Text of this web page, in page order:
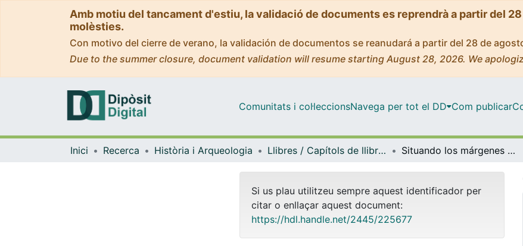
Amb motiu del tancament d'estiu, la validació de documents es reprendrà a partir del
molèsties.
Con motivo del cierre de verano, la validación de documentos se reanudará a partir del 28 de
Due to the summer closure, document validation will resume starting August 28, 2026. We
Comunitats i col·leccionsNavega per tot el DD Com publicar
Inici Recerca Història i Arqueologia Llibres / Capítols de llibre (Història i Arqueologia) Situando los márgenes de la Nación. Los italianos en Ecuador (XIX-XX)
Si us plau utilitzeu sempre aquest identificador per
citar o enllaçar aquest document:
https://hdl.handle.net/2445/225677